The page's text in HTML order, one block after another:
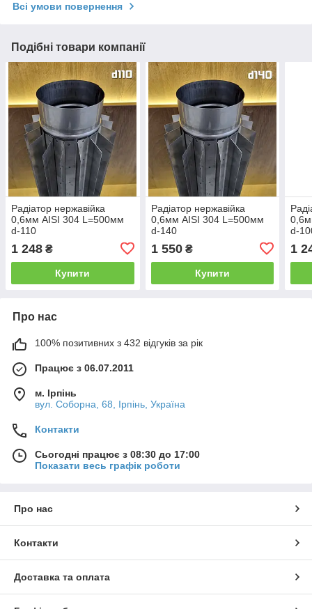
Всі умови повернення
Подібні товари компанії
Радіатор нержавійка
0,6мм AISI 304 L=500мм
d-110
1 248 ₴
Купити
Радіатор нержавійка
0,6мм AISI 304 L=500мм
d-140
1 550₴
Купити
d-
1
Про нас
100% позитивних з 432 відгуків за рік
Працює з 06.07.2011
м. Ірпінь
вул. Соборна, 68, Ірпінь, Україна
Контакти
Сьогодні працює з 08:30 до 17:00
Показати весь графік роботи
Про нас
Контакти
Доставка та оплата